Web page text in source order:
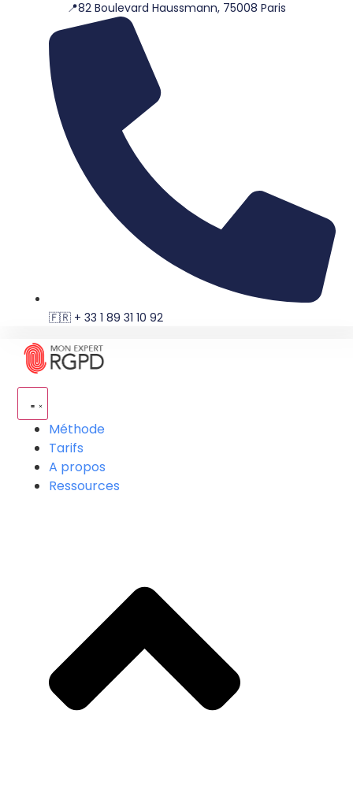
📍82 Boulevard Haussmann, 75008 Paris
🇫🇷 + 33 1 89 31 10 92
Méthode
Tarifs
A propos
Ressources